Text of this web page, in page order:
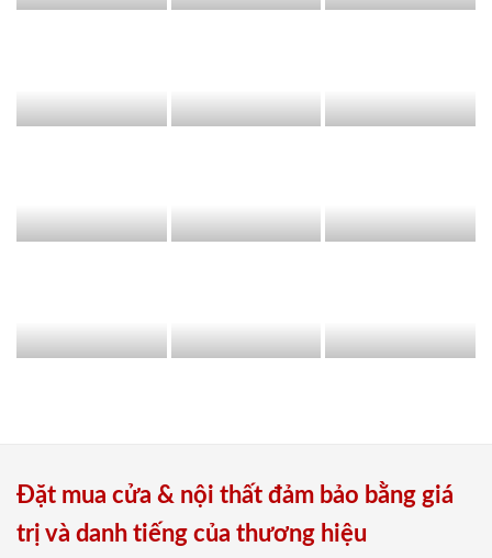
Đặt mua cửa & nội thất đảm bảo bằng giá
trị và danh tiếng của thương hiệu